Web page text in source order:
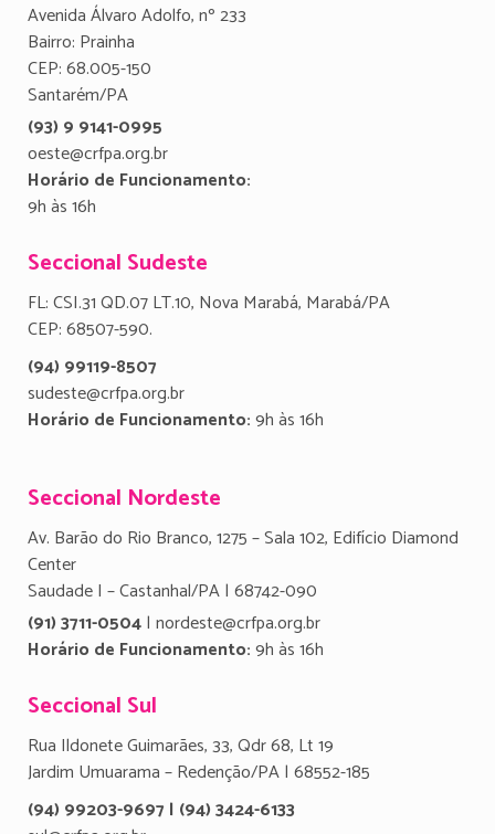
Avenida Álvaro Adolfo, nº 233
Bairro: Prainha
CEP: 68.005-150
Santarém/PA
(93) 9 9141-0995
oeste@crfpa.org.br
Horário de Funcionamento:
9h às 16h
Seccional Sudeste
FL: CSI.31 QD.07 LT.10, Nova Marabá, Marabá/PA
CEP: 68507-590.
(94) 99119-8507
sudeste@crfpa.org.br
Horário de Funcionamento:9h às 16h
Seccional Nordeste
Av. Barão do Rio Branco, 1275 – Sala 102, Edifício Diamond
Center
Saudade I – Castanhal/PA | 68742-090
(91) 3711-0504| nordeste@crfpa.org.br
Horário de Funcionamento:9h às 16h
Seccional Sul
Rua Ildonete Guimarães, 33, Qdr 68, Lt 19
Jardim Umuarama – Redenção/PA | 68552-185
(94) 99203-9697 | (94) 3424-6133